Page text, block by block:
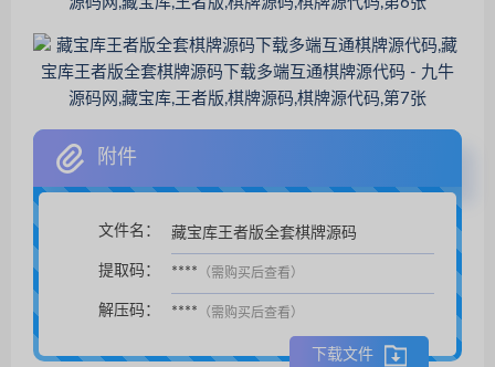
附件
文件名： 藏宝库王者版全套棋牌源码
提取码： **** （需购买后查看）
解压码： **** （需购买后查看）
下载文件